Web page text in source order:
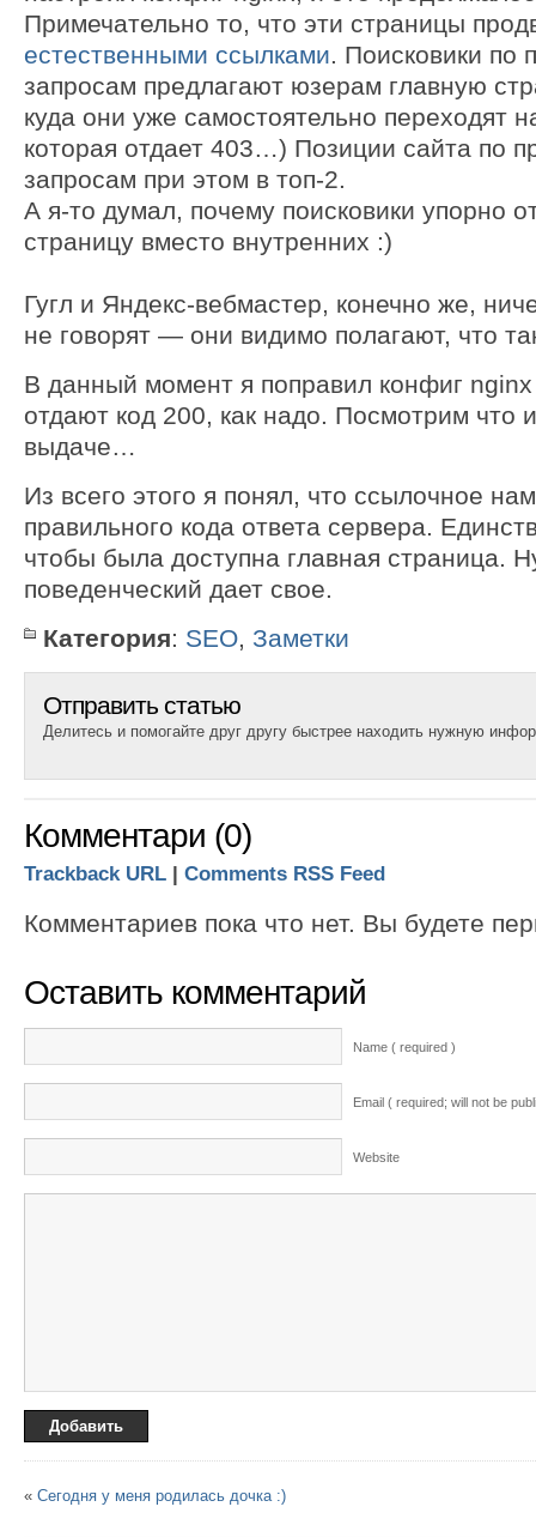
Примечательно то, что эти страницы
естественными ссылками. Поисковики по
запросам предлагают юзерам главную
куда они уже самостоятельно переходят
которая отдает 403…) Позиции сайта по
запросам при этом в топ-2.
А я-то думал, почему поисковики упорно
страницу вместо внутренних :)
Гугл и Яндекс-вебмастер, конечно же,
не говорят — они видимо полагают, что
В данный момент я поправил конфиг
отдают код 200, как надо. Посмотрим что
выдаче…
Из всего этого я понял, что ссылочное
правильного кода ответа сервера.
чтобы была доступна главная страница.
поведенческий дает свое.
Категория: SEO, Заметки
Отправить статью
Делитесь и помогайте друг другу быстрее находить нужную
Комментари (0)
Trackback URL | Comments RSS Feed
Комментариев пока что нет. Вы будете
Оставить комментарий
Name ( required )
Email ( required; will not be
Website
« Сегодня у меня родилась дочка :)